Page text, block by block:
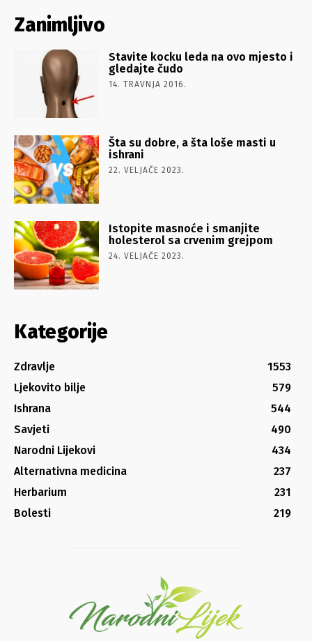
Zanimljivo
Stavite kocku leda na ovo mjesto i
gledajte čudo
14. TRAVNJA 2016.
Šta su dobre, a šta loše masti u
ishrani
22. VELJAČE 2023.
Istopite masnoće i smanjite
holesterol sa crvenim grejpom
24. VELJAČE 2023.
Kategorije
Zdravlje
1553
Ljekovito bilje
579
Ishrana
544
Savjeti
490
Narodni Lijekovi
434
Alternativna medicina
237
Herbarium
231
Bolesti
219